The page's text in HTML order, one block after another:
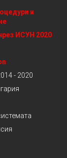
и
ИСУН 2020
- 2020